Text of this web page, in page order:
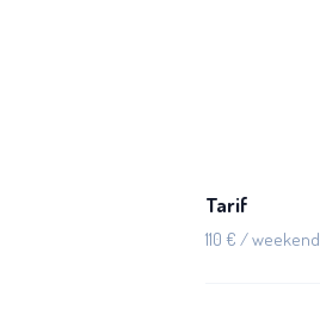
Tarif
110 € / weekend